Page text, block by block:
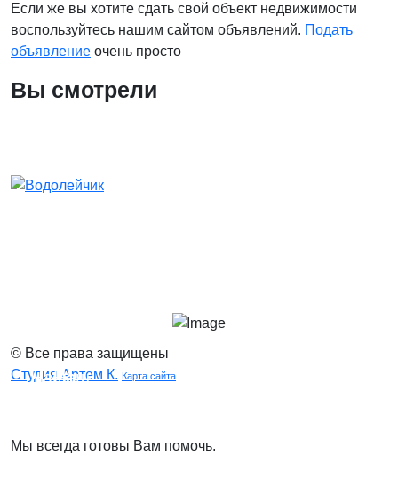
Если же вы хотите сдать свой объект недвижимости
воспользуйтесь нашим сайтом объявлений. Подать
объявление очень просто
Вы смотрели
© Все права защищены
Студия Артем К. Карта сайта
Наша
Наш
Мы всегда готовы Вам помочь.